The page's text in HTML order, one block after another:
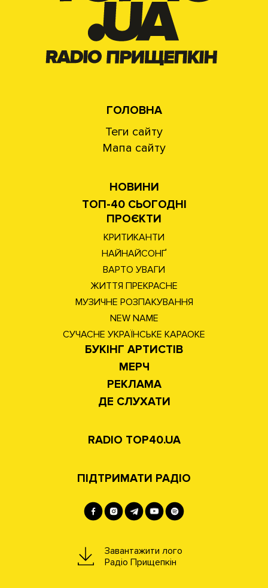
ГОЛОВНА
Теги сайту
Мапа сайту
НОВИНИ
ТОП-40 СЬОГОДНІ
ПРОЄКТИ
КРИТИКАНТИ
НАЙНАЙСОНҐ
ВАРТО УВАГИ
ЖИТТЯ ПРЕКРАСНЕ
МУЗИЧНЕ РОЗПАКУВАННЯ
NEW NAME
СУЧАСНЕ УКРАЇНСЬКЕ КАРАОКЕ
БУКІНГ АРТИСТІВ
МЕРЧ
РЕКЛАМА
ДЕ СЛУХАТИ
RADIO TOP40.UA
ПІДТРИМАТИ РАДІО
Завантажити лого
Радіо Прищепкін